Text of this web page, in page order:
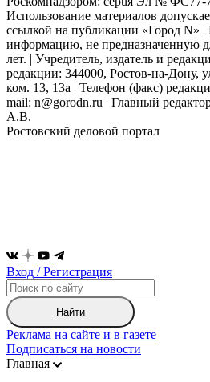
Использование материалов
ссылкой на публикации «Город N»
информацию, не предназначенную
лет. | Учредитель, издатель и
редакции: 344000, Ростов-на-Дону,
ком. 13, 13а | Телефон (факс)
mail: n@gorodn.ru | Главный
А.В.
Ростовский деловой портал
Вход / Регистрация
Найти
Реклама на сайте и в газете
Подписаться на новости
Главная